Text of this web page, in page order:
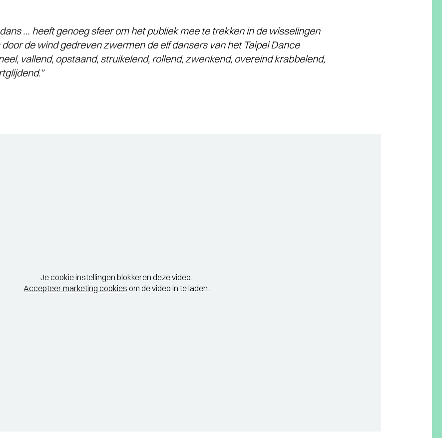
… heeft genoeg sfeer om het publiek mee te trekken in de wisselingen
door de wind gedreven zwermen de elf dansers van het Taipei Dance
vallend, opstaand, struikelend, rollend, zwenkend, overeind krabbelend,
Je cookie instellingen blokkeren deze video.
Accepteer marketing cookies om de video in te laden.